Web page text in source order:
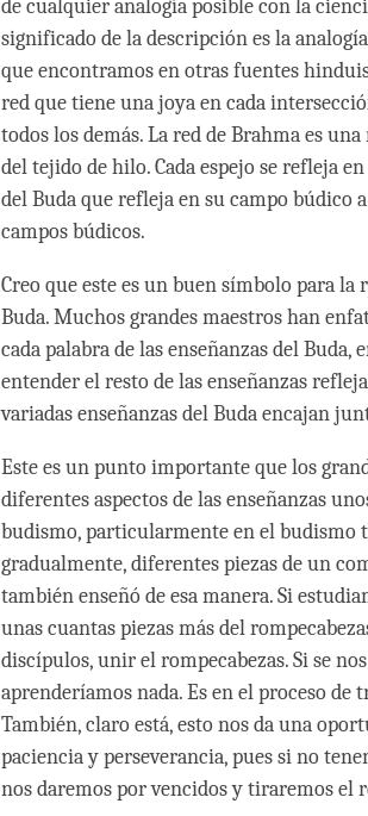
de cualquier analogía posible con la
significado de la descripción es la
que encontramos en otras fuentes
red que tiene una joya en cada
todos los demás. La red de Brahma es
del tejido de hilo. Cada espejo se refleja
del Buda que refleja en su campo búdico
campos búdicos.
Creo que este es un buen símbolo para la
Buda. Muchos grandes maestros han
cada palabra de las enseñanzas del Buda,
entender el resto de las enseñanzas
variadas enseñanzas del Buda encajan
Este es un punto importante que los
diferentes aspectos de las enseñanzas
budismo, particularmente en el budismo
gradualmente, diferentes piezas de un
también enseñó de esa manera. Si
unas cuantas piezas más del
discípulos, unir el rompecabezas. Si se
aprenderíamos nada. Es en el proceso
También, claro está, esto nos da una
paciencia y perseverancia, pues si no
nos daremos por vencidos y tiraremos el